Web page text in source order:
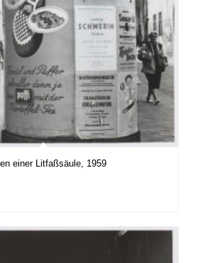
einer Litfaßsäule, 1959